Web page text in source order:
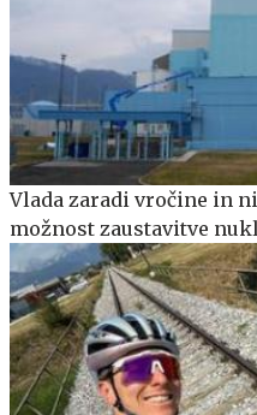
Vlada zaradi vročine in
možnost zaustavitve